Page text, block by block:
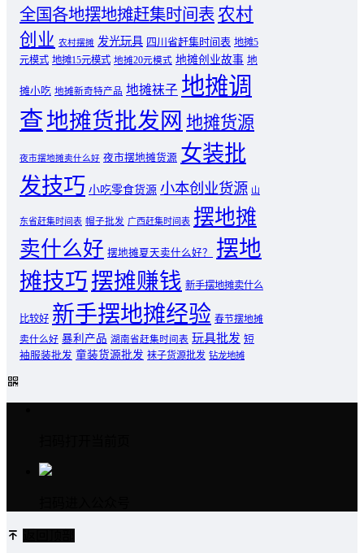
全国各地摆地摊赶集时间表 农村
创业 农村摆摊 发光玩具 四川省赶集时间表 地摊5
元模式 地摊15元模式 地摊20元模式 地摊创业故事 地
摊小吃 地摊新奇特产品 地摊袜子 地摊调
查地摊货批发网 地摊货源
夜市摆地摊卖什么好 夜市摆地摊货源 女装批
发技巧 小吃零食货源 小本创业货源 山
东省赶集时间表 帽子批发 广西赶集时间表 摆地摊
卖什么好 摆地摊夏天卖什么好？
摆地
摊技巧摆摊赚钱 新手摆地摊卖什么
比较好 新手摆地摊经验 春节摆地摊
卖什么好 暴利产品 湖南省赶集时间表 玩具批发 短
袖服装批发 童装货源批发 袜子货源批发 钻龙地摊